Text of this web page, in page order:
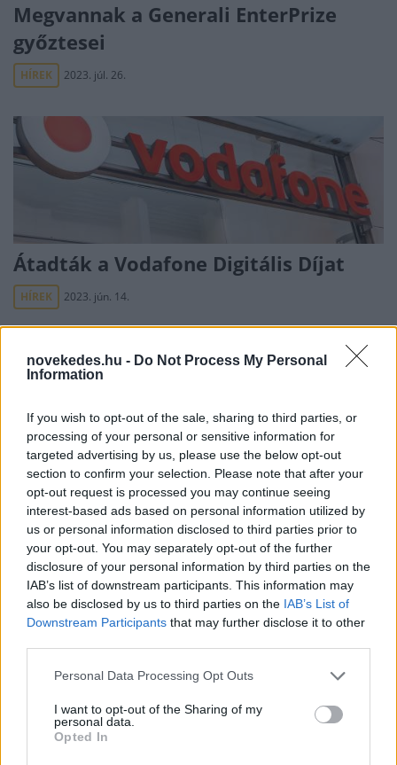
novekedes.hu - Do Not Process My Personal
Information
If you wish to opt-out of the sale, sharing to third parties, or
processing of your personal or sensitive information for
targeted advertising by us, please use the below opt-out
section to confirm your selection. Please note that after your
opt-out request is processed you may continue seeing
interest-based ads based on personal information utilized by
us or personal information disclosed to third parties prior to
your opt-out. You may separately opt-out of the further
disclosure of your personal information by third parties on the
IAB’s list of downstream participants. This information may
also be disclosed by us to third parties on the IAB’s List of
Downstream Participants that may further disclose it to other
Please note that this website/app uses one or more Google
not limited to your visit or usage behaviour. You may click to
grant or deny consent to Google and its third-party tags to
use your data for below specified purposes in below Google
Personal Data Processing Opt Outs
I want to opt-out of the Sharing of my
personal data.
Opted In
Megvannak a Generali EnterPrize
győztesei
HÍREK 2023. júl. 26.
Átadták a Vodafone Digitális Díjat
HÍREK 2023. jún. 14.
Megjelent az első pályázat a kkv-
knak az energiaköltség
csökkentésére
HÍREK 2022. okt. 1.
NÉPSZERŰ CÍMKÉK
#MNB